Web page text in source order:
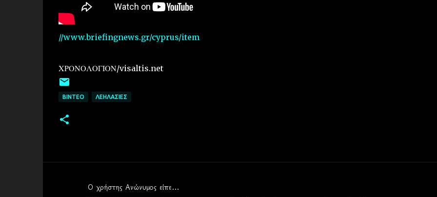
//www.briefingnews.gr/cyprus/item
ΧΡΟΝΟΛΟΓΙΟΝ/visaltis.net
ΒΙΝΤΕΟ ΛΕΗΛΑΣΙΕΣ
Ο χρήστης Ανώνυμος είπε…